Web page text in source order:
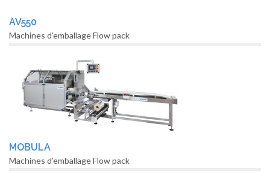
AV550
Machines d’emballage Flow pack
MOBULA
Machines d’emballage Flow pack